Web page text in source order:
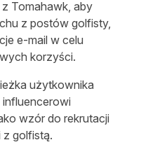
z Tomahawk, aby
z postów golfisty,
e-mail w celu
korzyści.
użytkownika
influencerowi
wzór do rekrutacji
golfistą.